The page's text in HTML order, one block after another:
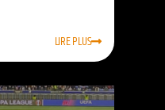
LIRE PLUS